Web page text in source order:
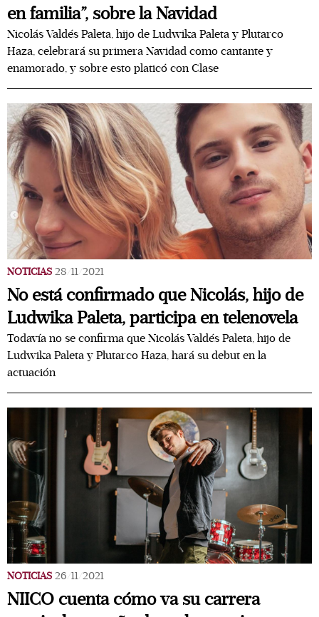
en familia”, sobre la Navidad
Nicolás Valdés Paleta, hijo de Ludwika Paleta y Plutarco
Haza, celebrará su primera Navidad como cantante y
enamorado, y sobre esto platicó con Clase
NOTICIAS 28/11/2021
No está confirmado que Nicolás, hijo de
Ludwika Paleta, participa en telenovela
Todavía no se confirma que Nicolás Valdés Paleta, hijo de
Ludwika Paleta y Plutarco Haza, hará su debut en la
actuación
NOTICIAS 26/11/2021
NIICO cuenta cómo va su carrera